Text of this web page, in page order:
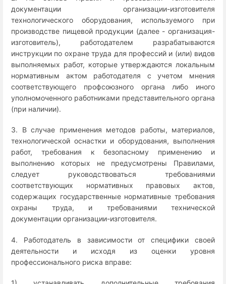
документации организации-изготовителя
технологического оборудования, используемого при
производстве пищевой продукции (далее - организация-
изготовитель), работодателем разрабатываются
инструкции по охране труда для профессий и (или) видов
выполняемых работ, которые утверждаются локальным
нормативным актом работодателя с учетом мнения
соответствующего профсоюзного органа либо иного
уполномоченного работниками представительного органа
(при наличии).
3. В случае применения методов работы, материалов,
технологической оснастки и оборудования, выполнения
работ, требования к безопасному применению и
выполнению которых не предусмотрены Правилами,
следует руководствоваться требованиями
соответствующих нормативных правовых актов,
содержащих государственные нормативные требования
охраны труда, и требованиями технической
документации организации-изготовителя.
4. Работодатель в зависимости от специфики своей
деятельности и исходя из оценки уровня
профессионального риска вправе: